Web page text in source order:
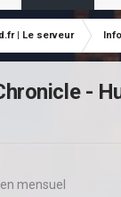
| Le serveur
-
mensuel